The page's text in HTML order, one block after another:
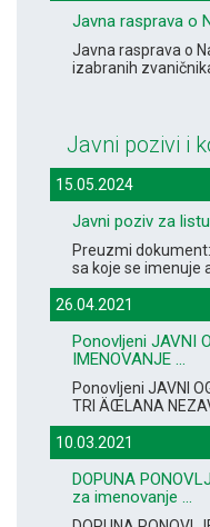
Javna rasprava o
Javna rasprava o
izabranih
Javni pozivi i
15.05.2024
Javni poziv za
Preuzmi
sa koje se imenuje
26.04.2021
Ponovljeni JAVNI
IMENOVANJE ...
Ponovljeni JAVNI
TRI ÄŒLANA
10.03.2021
DOPUNA
za imenovanje ...